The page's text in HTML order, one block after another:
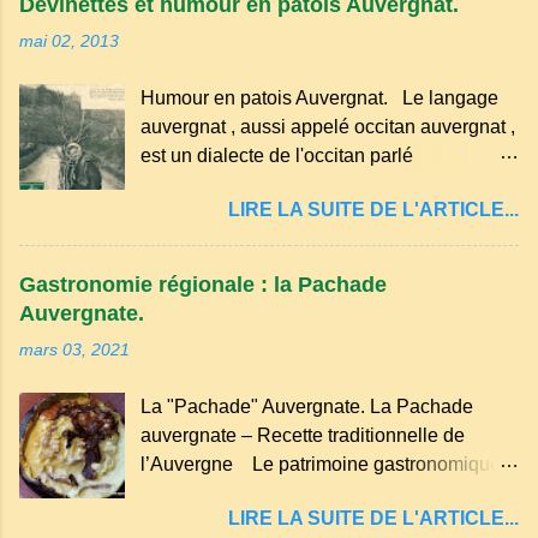
voisins se hâtent de planter dans le
aperçoit, il remet le pain sur le bon coté,
mais il doit payer autant de bouteilles de vin
qu’il y a de couteaux ou de fourchettes
d’Ambert). Les quatre chemins. Quand
deux chemins se rencontrent et se coupent,
leur intersection forme un carrefour qui a
Devinettes et humour en patois Auvergnat.
mai 02, 2013
Humour en patois Auvergnat. Le langage
auvergnat , aussi appelé occitan auvergnat ,
est un dialecte de l'occitan parlé
certaines parties du Massif central . Il
appartient à la famille des langues romanes
et est classé parmi les dialectes du nord-
occitan . Bien que le nombre de locuteurs
traditionnelle et les contes. Il a aussi
influencé le français parlé en Auvergne.
Caractéristiques du langage auvergnat
évolué avec les influences régionales.
LIRE LA SUITE DE L'ARTICLE...
Gastronomie régionale : la Pachade
Auvergnate.
mars 03, 2021
La "Pachade" Auvergnate. La Pachade
auvergnate – Recette traditionnelle de
l’Auvergne Le patrimoine gastronomique
spécialités, voyons ici la recette de la "
LIRE LA SUITE DE L'ARTICLE...